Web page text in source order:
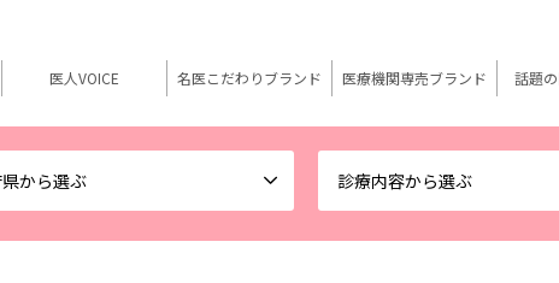
から選ぶ 診療内容から選ぶ
医人VOICE 名医こだわりブランド 医療機関専売ブランド 話題